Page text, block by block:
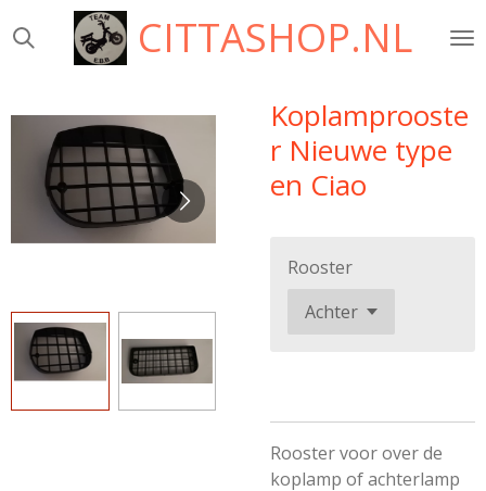
direct
hoofdinhoud
CITTASHOP.NL
Koplamprooste
r Nieuwe type
en Ciao
Rooster
Rooster voor over de
koplamp of achterlamp